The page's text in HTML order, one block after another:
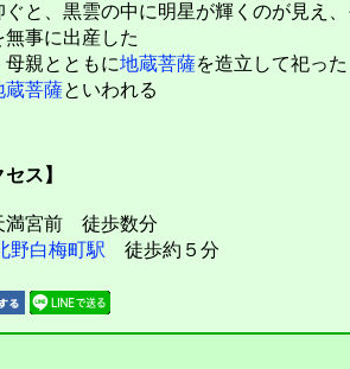
と、黒雲の中に明星が輝くのが見え
無事に出産した
母親とともに地蔵菩薩を造立して祀った
蔵菩薩といわれる
ス】
宮前 徒歩数分
野白梅町駅 徒歩約５分